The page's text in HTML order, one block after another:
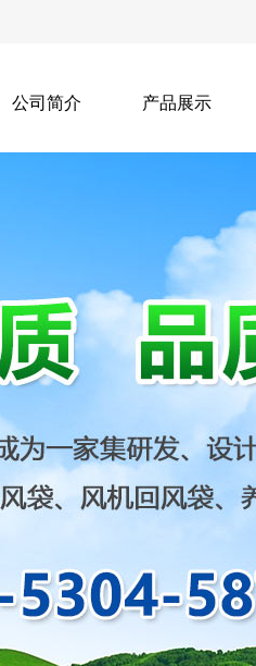
公司简介 产品展示